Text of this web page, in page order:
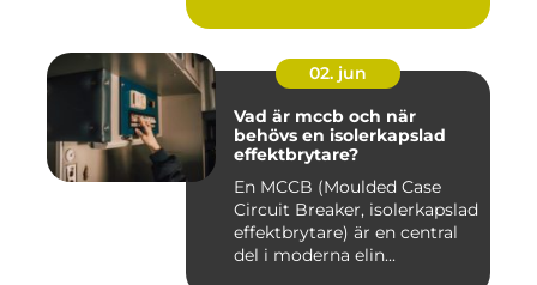
02. jun
Vad är mccb och när
behövs en isolerkapslad
effektbrytare?
En MCCB (Moulded Case
Circuit Breaker, isolerkapslad
effektbrytare) är en central
del i moderna elin...